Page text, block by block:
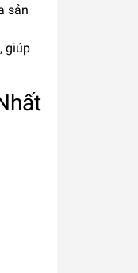
sản
giúp